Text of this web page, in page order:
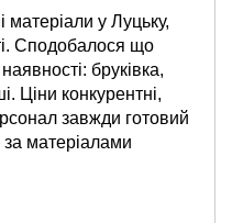
матеріали у Луцьку,
Сподобалося що
бруківка,
Ціни конкурентні,
завжди готовий
матеріалами